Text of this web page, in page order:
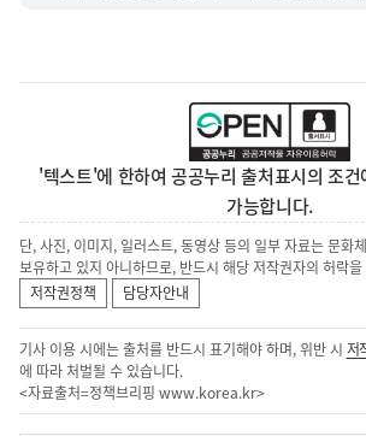
'텍스트'에 한하여 공공누리 출처표시의 조
가능합니다.
단, 사진, 이미지, 일러스트, 동영상 등의 일부 자료는 문화
보유하고 있지 아니하므로, 반드시 해당 저작권자의 허락
저작권정책
담당자안내
기사 이용 시에는 출처를 반드시 표기해야 하며, 위반 시 저
에 따라 처벌될 수 있습니다.
<자료출처=정책브리핑 www.korea.kr>